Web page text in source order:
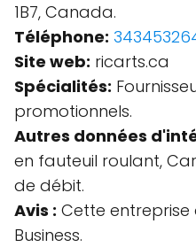
1B7, Canada.
Téléphone:
Site web: ricarts.ca
Spécialités:
promotionnels.
Autres données
en fauteuil roulant,
de débit.
Avis : Cette entreprise
Business.